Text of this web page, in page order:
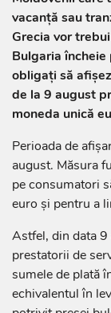
vacanță sau
Grecia vor
Bulgaria
obligați să
de la 9 august
moneda unică
Perioada de
august. Măsura
pe consumatori
euro și pentru a
Astfel, din data 9
prestatorii de
sumele de plată
echivalentul în